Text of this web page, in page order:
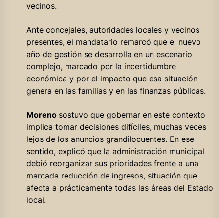
vecinos.
Ante concejales, autoridades locales y vecinos
presentes, el mandatario remarcó que el nuevo
año de gestión se desarrolla en un escenario
complejo, marcado por la incertidumbre
económica y por el impacto que esa situación
genera en las familias y en las finanzas públicas.
Moreno sostuvo que gobernar en este contexto
implica tomar decisiones difíciles, muchas veces
lejos de los anuncios grandilocuentes. En ese
sentido, explicó que la administración municipal
debió reorganizar sus prioridades frente a una
marcada reducción de ingresos, situación que
afecta a prácticamente todas las áreas del Estado
local.